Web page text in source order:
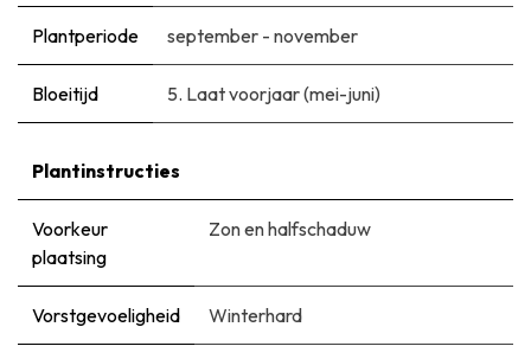
Plantperiode september - november
Bloeitijd 5. Laat voorjaar (mei-juni)
Plantinstructies
Voorkeur
plaatsing
Zon en halfschaduw
Vorstgevoeligheid Winterhard